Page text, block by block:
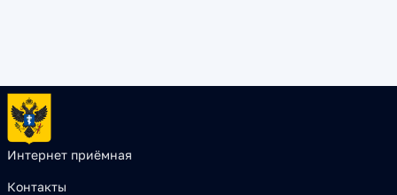
Интернет приёмная
Контакты